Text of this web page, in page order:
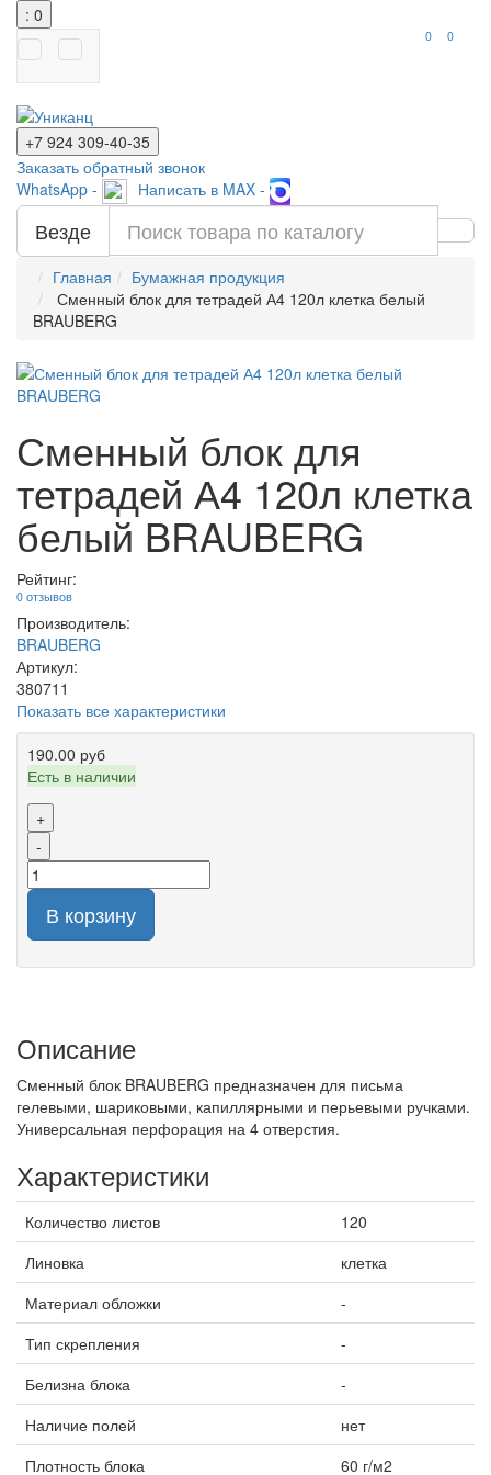
: 0
0 0
+7 924 309-40-35
Заказать обратный звонок
WhatsApp -
Написать в MAX -
Везде
Главная
Бумажная продукция
Сменный блок для тетрадей А4 120л клетка белый
BRAUBERG
Сменный блок для
тетрадей А4 120л клетка
белый BRAUBERG
Рейтинг:
0 отзывов
Производитель:
BRAUBERG
Артикул:
380711
Показать все характеристики
190.00 руб
Есть в наличии
+
-
В корзину
Описание
Сменный блок BRAUBERG предназначен для письма
гелевыми, шариковыми, капиллярными и перьевыми ручками.
Универсальная перфорация на 4 отверстия.
Характеристики
Количество листов
120
Линовка
клетка
Материал обложки
-
Тип скрепления
-
Белизна блока
-
Наличие полей
нет
Плотность блока
60 г/м2